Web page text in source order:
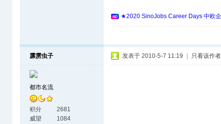
★2020 SinoJobs Career Days 中欧
霹雳虫子
都市名流
积分
2681
威望
1084
发表于 2010-5-7 11:19 只看该作者